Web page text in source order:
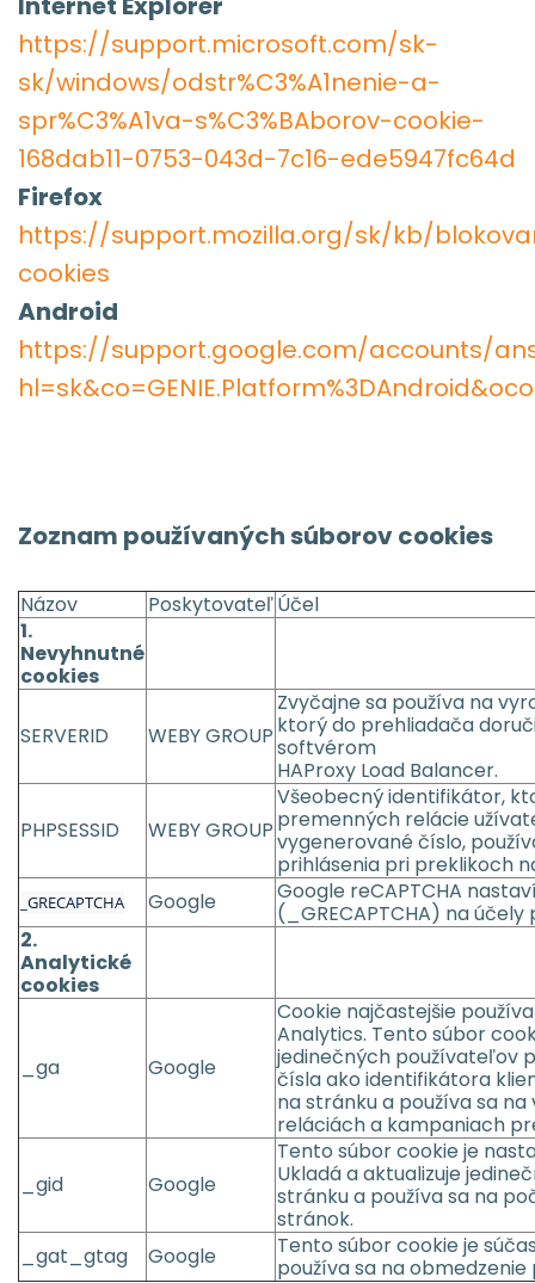
https://support.microsoft.com/sk-
sk/windows/odstr%C3%A1nenie-a-
spr%C3%A1va-s%C3%BAborov-cookie-
168dab11-0753-043d-7c16-ede5947fc64d
Firefox
https://support.mozilla.org/sk/kb/
cookies
Android
https://support.google.com/accounts/
Zoznam používaných súborov cookies
Názov PoskytovateľÚčel
1.
Nevyhnutné
cookies
SERVERID WEBY GROUP
Zvyčajne sa používa na
ktorý do prehliadača
softvérom
HAProxy Load Balancer.
PHPSESSID WEBY GROUP
Všeobecný identifikátor,
premenných relácie
vygenerované číslo,
prihlásenia pri preklikoch
_GRECAPTCHA Google
Google reCAPTCHA
(_GRECAPTCHA) na
2.
Analytické
cookies
_ga Google
Cookie najčastejšie
Analytics. Tento súbor
jedinečných používateľov
čísla ako identifikátora
na stránku a používa sa
reláciách a kampaniach
_gid Google
Tento súbor cookie je
Ukladá a aktualizuje
stránku a používa sa na
stránok.
_gat_gtag
Google
Tento súbor cookie je
používa sa na obmedzenie